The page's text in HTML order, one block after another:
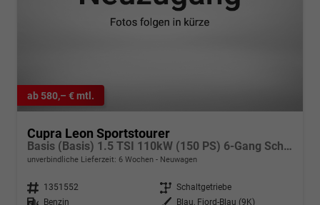
ab 580,– € mtl.
Cupra Leon Sportstourer
Basis (Basis) 1.5 TSI 110kW (150 PS) 6-Gang Schaltgetriebe
unverbindliche Lieferzeit: 6 Wochen Neuwagen
Fahrzeugnr. 1351552 Getriebe Schaltgetriebe
Kraftstoff
Benzin Außenfarbe Blau, Fjord-Blau (9K)